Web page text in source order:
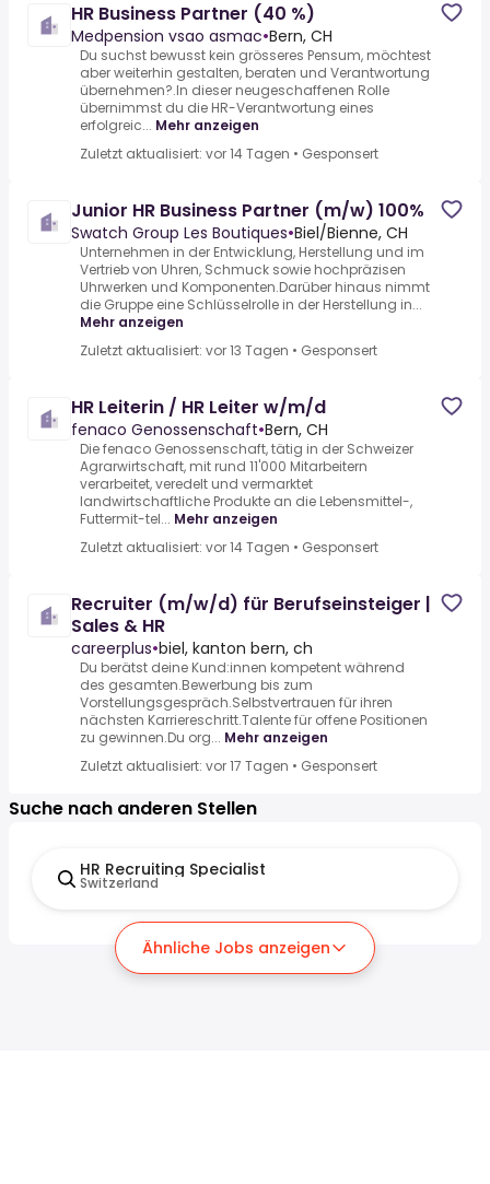
HR Business Partner (40 %)
Medpension vsao asmac•Bern, CH
Du suchst bewusst kein grösseres Pensum, möchtest
aber weiterhin gestalten, beraten und Verantwortung
übernehmen?.In dieser neugeschaffenen Rolle
übernimmst du die HR-Verantwortung eines
erfolgreic... Mehr anzeigen
Zuletzt aktualisiert: vor 14 Tagen • Gesponsert
Junior HR Business Partner (m/w) 100%
Swatch Group Les Boutiques•Biel/Bienne, CH
Unternehmen in der Entwicklung, Herstellung und im
Vertrieb von Uhren, Schmuck sowie hochpräzisen
Uhrwerken und Komponenten.Darüber hinaus nimmt
die Gruppe eine Schlüsselrolle in der Herstellung in...
Mehr anzeigen
Zuletzt aktualisiert: vor 13 Tagen • Gesponsert
HR Leiterin / HR Leiter w/m/d
fenaco Genossenschaft•Bern, CH
Die fenaco Genossenschaft, tätig in der Schweizer
Agrarwirtschaft, mit rund 11'000 Mitarbeitern
verarbeitet, veredelt und vermarktet
landwirtschaftliche Produkte an die Lebensmittel-,
Futtermit-tel... Mehr anzeigen
Zuletzt aktualisiert: vor 14 Tagen • Gesponsert
Recruiter (m/w/d) für Berufseinsteiger |
Sales & HR
careerplus•biel, kanton bern, ch
Du berätst deine Kund:innen kompetent während
des gesamten.Bewerbung bis zum
Vorstellungsgespräch.Selbstvertrauen für ihren
nächsten Karriereschritt.Talente für offene Positionen
zu gewinnen.Du org... Mehr anzeigen
Zuletzt aktualisiert: vor 17 Tagen • Gesponsert
Ähnliche Jobs anzeigen
Suche nach anderen Stellen
HR Recruiting Specialist
Switzerland